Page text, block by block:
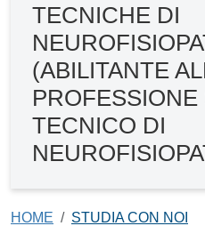
TECNICHE DI
(ABILITANTE
PROFESSIONE
TECNICO DI
HOME
STUDIA CON NOI